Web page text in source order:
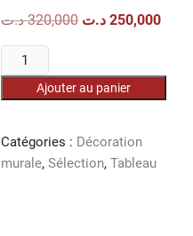
320,000 د.ت
Le
320,000 د.ت.
250,000 د.ت
Le
quantité
de
Tableau
Hikma
-
Ajouter au panier
Catégories : Décoration
murale, Sélection, Tableau